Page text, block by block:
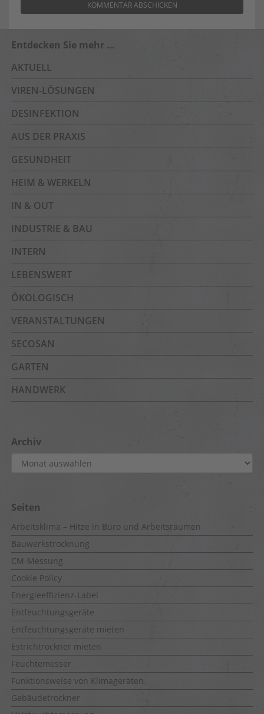
Entdecken Sie mehr …
AKTUELL
VIREN-LÖSUNGEN
DESINFEKTION
AUS DER PRAXIS
GESUNDHEIT
HEIM & WERKELN
IN & OUT
INDUSTRIE & BAU
INTERN
LEBENSWERT
ÖKOLOGISCH
VERANSTALTUNGEN
SECOSAN
GARTEN
HANDWERK
Archiv
Archiv
Seiten
Arbeitsklima – Hitze in Büro und Arbeitsräumen
Bauwerkstrocknung
CM-Messung
Cookie Policy
Energieeffizienz-Label
Entfeuchtungsgeräte
Entfeuchtungsgeräte mieten
Estrichtrockner mieten
Feuchtemesser
Funktionsweise von Klimageräten
Gebäudetrockner